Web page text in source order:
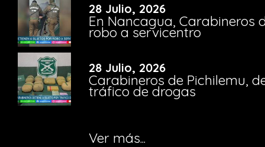
28 Julio, 2026
En Nancagua, Carabineros
robo a servicentro
28 Julio, 2026
Carabineros de Pichilemu,
tráfico de drogas
Ver más...